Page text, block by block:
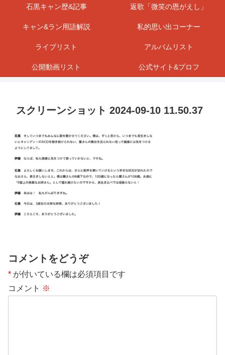
石黒キャン歴&記事 返歌「微笑の恩がえし」
キャン&ラン用語解説 私的思い出コーナー
ライブリスト アルバムリスト
公開動画リスト 公式サイト&プロフ
スクリーンショット 2024-09-10 11.50.37
コメントをどうぞ
* が付いている欄は必須項目です
コメント ※